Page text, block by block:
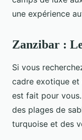
une expérience
Zanzibar :
Si vous
cadre exotique et
est fait pour
des plages de
turquoise et des